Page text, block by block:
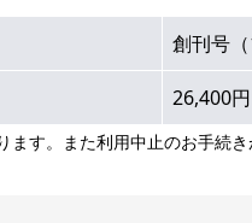
創刊号
26,400
す。また利用中止のお手続き